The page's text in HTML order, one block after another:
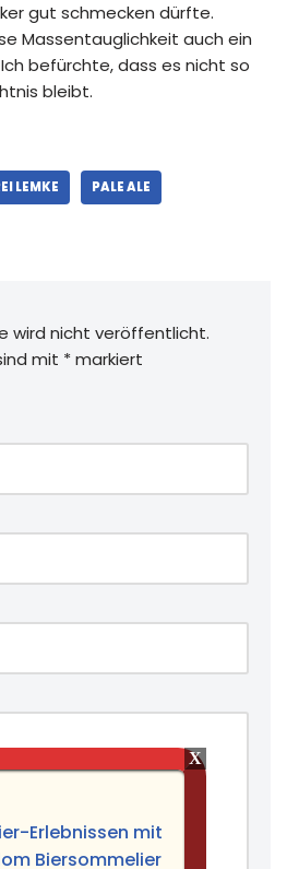
gut schmecken dürfte.
Massentauglichkeit auch ein
befürchte, dass es nicht so
bleibt.
LEMKE PALE ALE
wird nicht veröffentlicht.
mit *markiert
Erlebnissen mit
Biersommelier